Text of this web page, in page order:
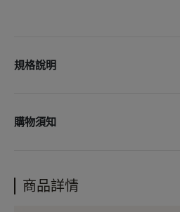
規格說明
商品尺寸：28cm
購物須知
• 更多購物資訊，請參閱以下說明
購物說明
商品詳情